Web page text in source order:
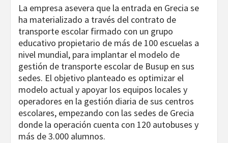
La empresa asevera que la entrada en Grecia se
ha materializado a través del contrato de
transporte escolar firmado con un grupo
educativo propietario de más de 100 escuelas a
nivel mundial, para implantar el modelo de
gestión de transporte escolar de Busup en sus
sedes. El objetivo planteado es optimizar el
modelo actual y apoyar los equipos locales y
operadores en la gestión diaria de sus centros
escolares, empezando con las sedes de Grecia
donde la operación cuenta con 120 autobuses y
más de 3.000 alumnos.